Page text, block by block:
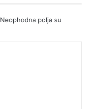
Neophodna polja su